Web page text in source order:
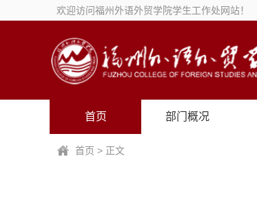
欢迎访问福州外语外贸学院学生工作处网站！
首页 部门概况
首页 > 正文